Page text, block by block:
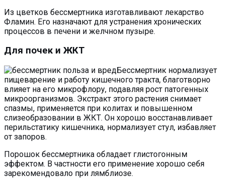
Из цветков бессмертника изготавливают лекарство
Фламин. Его назначают для устранения хронических
процессов в печени и желчном пузыре.
Для почек и ЖКТ
Бессмертник нормализует
пищеварение и работу кишечного тракта, благотворно
влияет на его микрофлору, подавляя рост патогенных
микроорганизмов. Экстракт этого растения снимает
спазмы, применяется при колитах и повышенном
слизеобразовании в ЖКТ. Он хорошо восстанавливает
перильстатику кишечника, нормализует стул, избавляет
от запоров.
Порошок бессмертника обладает глистогонным
эффектом. В частности его применение хорошо себя
зарекомендовало при лямблиозе.